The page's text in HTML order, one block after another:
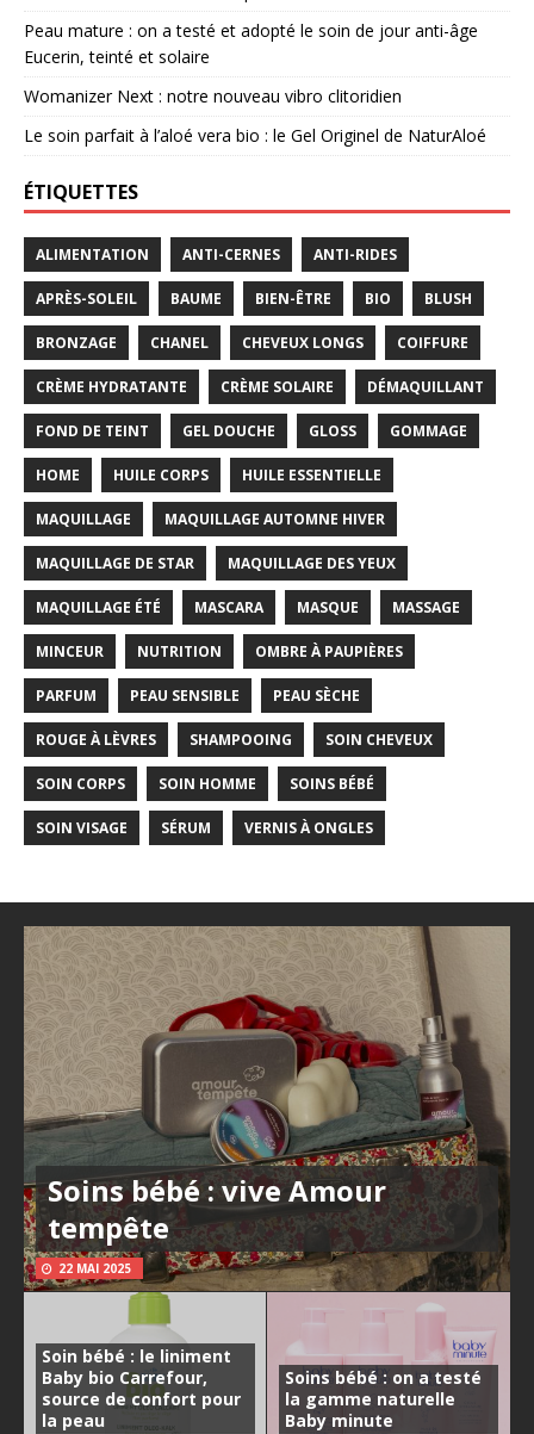
Peau mature : on a testé et adopté le soin de jour anti-âge
Eucerin, teinté et solaire
Womanizer Next : notre nouveau vibro clitoridien
Le soin parfait à l’aloé vera bio : le Gel Originel de NaturAloé
ÉTIQUETTES
ALIMENTATION ANTI-CERNES ANTI-RIDES
APRÈS-SOLEIL BAUME BIEN-ÊTRE BIO BLUSH
BRONZAGE CHANEL CHEVEUX LONGS COIFFURE
CRÈME HYDRATANTE CRÈME SOLAIRE DÉMAQUILLANT
FOND DE TEINT GEL DOUCHE GLOSS GOMMAGE
HOME HUILE CORPS HUILE ESSENTIELLE
MAQUILLAGE MAQUILLAGE AUTOMNE HIVER
MAQUILLAGE DE STAR MAQUILLAGE DES YEUX
MAQUILLAGE ÉTÉ MASCARA MASQUE MASSAGE
MINCEUR NUTRITION OMBRE À PAUPIÈRES
PARFUM PEAU SENSIBLE PEAU SÈCHE
ROUGE À LÈVRES SHAMPOOING SOIN CHEVEUX
SOIN CORPS SOIN HOMME SOINS BÉBÉ
SOIN VISAGE SÉRUM VERNIS À ONGLES
Soins bébé : vive Amour
tempête
22 MAI 2025
Soin bébé : le liniment
Baby bio Carrefour,
source de confort pour
la peau
Soins bébé : on a testé
la gamme naturelle
Baby minute